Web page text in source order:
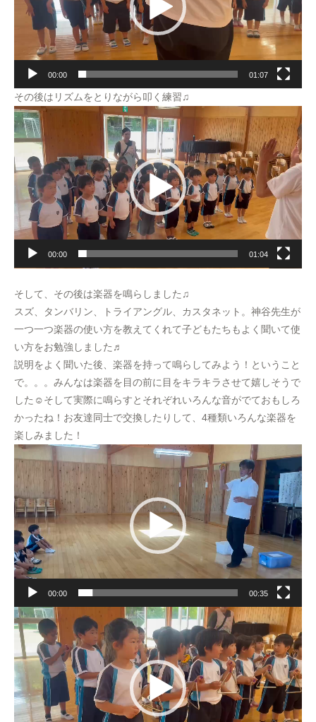
00:00 01:07
その後はリズムをとりながら叩く練習♫
動
画
レ
ー
ヤ
ー
00:00 01:04
そして、その後は楽器を鳴らしました♫
スズ、タンバリン、トライアングル、カスタネット。神谷先生が
一つ一つ楽器の使い方を教えてくれて子どもたちもよく聞いて使
い方をお勉強しました♬
説明をよく聞いた後、楽器を持って鳴らしてみよう！ということ
で。。。みんなは楽器を目の前に目をキラキラさせて嬉しそうで
した☺️そして実際に鳴らすとそれぞれいろんな音がでておもしろ
かったね！お友達同士で交換したりして、4種類いろんな楽器を
楽しみました！
動
プ
レ
ー
ヤ
ー
00:00 00:35
動
画
プ
ー
ヤ